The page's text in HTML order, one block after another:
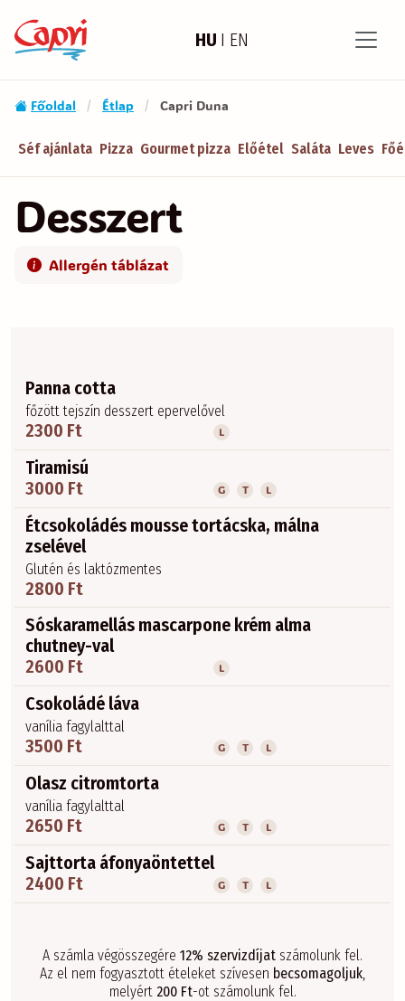
HU I EN
Főoldal / Étlap / Capri Duna
Séf ajánlata Pizza Gourmet pizza Előétel Saláta Leves
Desszert
Allergén táblázat
Panna cotta
főzött tejszín desszert epervelővel
2300 Ft L
Tiramisú
3000 Ft
G T L
Étcsokoládés mousse tortácska, málna
zselével
Glutén és laktózmentes
2800 Ft
Sóskaramellás mascarpone krém alma
chutney-val
2600 Ft
L
Csokoládé láva
vanília fagylalttal
3500 Ft G T L
Olasz citromtorta
vanília fagylalttal
2650 Ft G T L
Sajttorta áfonyaöntettel
2400 Ft
G T L
A számla végösszegére 12% szervizdíjat számolunk fel.
Az el nem fogyasztott ételeket szívesen becsomagoljuk
melyért 200 Ft-ot számolunk fel.